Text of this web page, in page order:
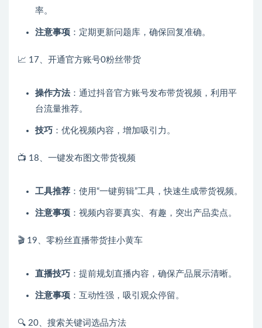
率。
注意事项 ：定期更新问题库，确保回复准确。
📈 17、开通官方账号0粉丝带货
操作方法：通过抖音官方账号发布带货视频，利用平
台流量推荐。
技巧 ：优化视频内容，增加吸引力。
📺 18、一键发布图文带货视频
工具推荐 ：使用“一键剪辑”工具，快速生成带货视频。
注意事项 ：视频内容要真实、有趣，突出产品卖点。
🎬 19、零粉丝直播带货挂小黄车
直播技巧 ：提前规划直播内容，确保产品展示清晰。
注意事项 ：互动性强，吸引观众停留。
🔍 20、搜索关键词选品方法